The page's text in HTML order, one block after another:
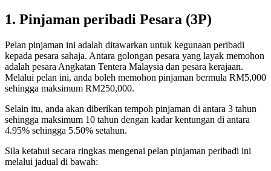
1. Pinjaman peribadi Pesara (3P)
Pelan pinjaman ini adalah ditawarkan untuk kegunaan peribadi
kepada pesara sahaja. Antara golongan pesara yang layak memohon
adalah pesara Angkatan Tentera Malaysia dan pesara kerajaan.
Melalui pelan ini, anda boleh memohon pinjaman bermula RM5,000
sehingga maksimum RM250,000.
Selain itu, anda akan diberikan tempoh pinjaman di antara 3 tahun
sehingga maksimum 10 tahun dengan kadar kentungan di antara
4.95% sehingga 5.50% setahun.
Sila ketahui secara ringkas mengenai pelan pinjaman peribadi ini
melalui jadual di bawah: